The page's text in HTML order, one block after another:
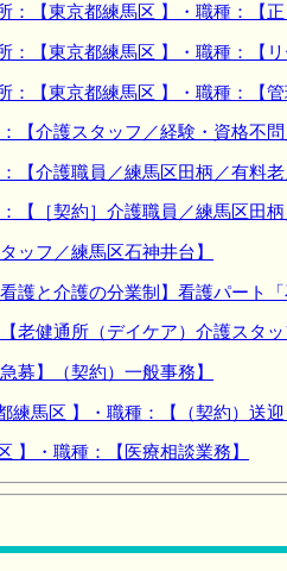
東京都練馬区 】・職種：【正
【東京都練馬区 】・職種：【リ
【東京都練馬区 】・職種：【管
介護スタッフ／経験・資格不問
介護職員／練馬区田柄／有料老
［契約］介護職員／練馬区田柄
ッフ／練馬区石神井台】
と介護の分業制】看護パート「
健通所（デイケア）介護スタッ
募】（契約）一般事務】
馬区 】・職種：【（契約）送迎
・職種：【医療相談業務】